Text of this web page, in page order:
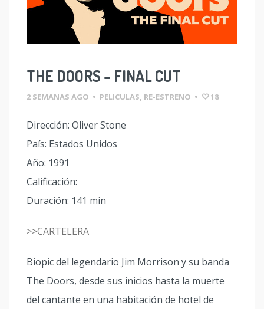
THE DOORS – FINAL CUT
2 SEMANAS AGO • PELICULAS, RE-ESTRENO • 18
Dirección: Oliver Stone
País: Estados Unidos
Año: 1991
Calificación:
Duración: 141 min
>>CARTELERA
Biopic del legendario Jim Morrison y su banda
The Doors, desde sus inicios hasta la muerte
del cantante en una habitación de hotel de